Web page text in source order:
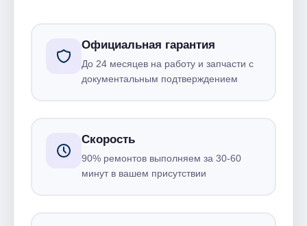
Официальная гарантия
До 24 месяцев на работу и запчасти с
документальным подтверждением
Скорость
90% ремонтов выполняем за 30-60
минут в вашем присутствии